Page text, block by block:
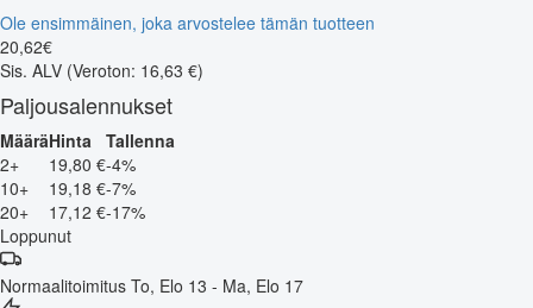
Ole ensimmäinen, joka arvostelee tämän tuotteen
20,62€
Sis. ALV (Veroton: 16,63 €)
Paljousalennukset
MääräHinta
Tallenna
2+
19,80 €-4%
10+
19,18 €-7%
20+
17,12 €-17%
Loppunut
Normaalitoimitus To, Elo 13 - Ma, Elo 17